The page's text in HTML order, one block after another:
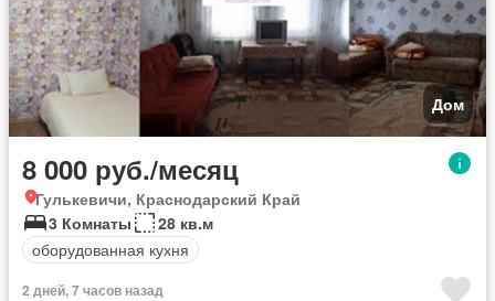
Дом
8 000 руб./месяц
Гулькевичи, Краснодарский Край
3 Комнаты
28 кв.м
оборудованная кухня
2 дней, 7 часов назад